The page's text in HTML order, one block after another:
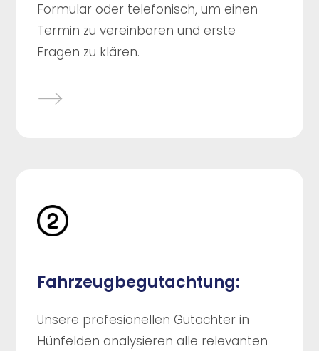
Formular oder telefonisch, um einen
Termin zu vereinbaren und erste
Fragen zu klären.
Fahrzeugbegutachtung:
Unsere profesionellen Gutachter in
Hünfelden analysieren alle relevanten